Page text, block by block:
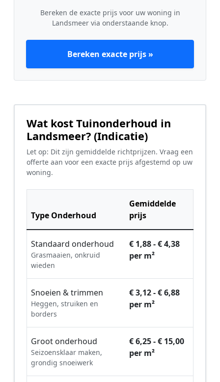
Bereken de exacte prijs voor uw woning in
Landsmeer via onderstaande knop.
Bereken exacte prijs »
Wat kost Tuinonderhoud in
Landsmeer? (Indicatie)
Let op: Dit zijn gemiddelde richtprijzen. Vraag een
offerte aan voor een exacte prijs afgestemd op uw
woning.
Type Onderhoud
Gemiddelde
prijs
Standaard onderhoud
Grasmaaien, onkruid
wieden
€ 1,88 - € 4,38
per m²
Snoeien & trimmen
Heggen, struiken en
borders
€ 3,12 - € 6,88
per m²
Groot onderhoud
Seizoensklaar maken,
grondig snoeiwerk
€ 6,25 - € 15,00
per m²